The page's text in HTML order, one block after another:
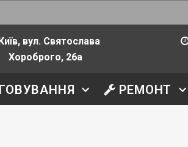
вул. Святослава
Хороброго, 26а
РЕМОНТ